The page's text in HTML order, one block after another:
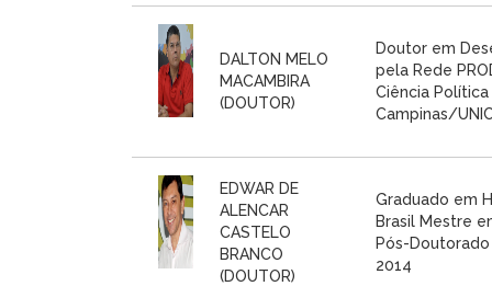
DALTON MELO
MACAMBIRA
(DOUTOR)
Doutor em
pela Rede
Ciência
Campinas/
EDWAR DE
ALENCAR
CASTELO
BRANCO
(DOUTOR)
Graduado em
Brasil Mestre
Pós-
2014